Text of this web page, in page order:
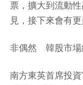
票，擴大到流動
見，接下來會有
非偶然 韓股市場
南方東英首席投